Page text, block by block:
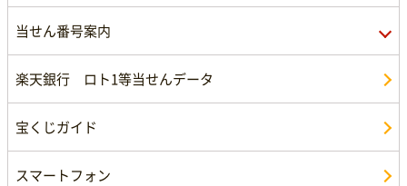
当せん番号案内
ロト7当せん番号案内
ロト6当せん番号案内
ミニロト当せん番号案内
楽天銀行 ロト1等当せんデータ
宝くじガイド
スマートフォン